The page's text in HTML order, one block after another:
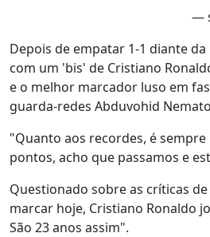
—
Depois de empatar 1-1 diante
com um 'bis' de Cristiano
e o melhor marcador luso em
guarda-redes Abduvohid
"Quanto aos recordes, é
pontos, acho que passamos e
Questionado sobre as críticas
marcar hoje, Cristiano Ronaldo
São 23 anos assim".